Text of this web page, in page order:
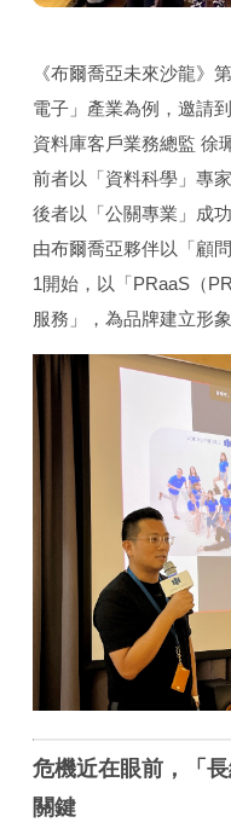
《布爾喬亞未來沙龍》
電子」產業為例，邀請
資料庫客戶業務總監 徐
前者以「資料科學」專
後者以「公關專業」成
由布爾喬亞夥伴以「顧
1開始，以「PRaaS（
服務」，為品牌建立形象
危機近在眼前，「
關鍵